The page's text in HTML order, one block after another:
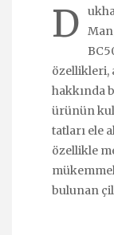
D
özellikleri,
hakkında
ürünün
tatları ele
özellikle
bulunan